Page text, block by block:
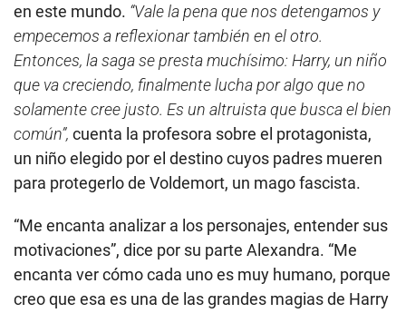
en este mundo. “Vale la pena que nos detengamos y
empecemos a reflexionar también en el otro.
Entonces, la saga se presta muchísimo: Harry, un niño
que va creciendo, finalmente lucha por algo que no
solamente cree justo. Es un altruista que busca el bien
común”, cuenta la profesora sobre el protagonista,
un niño elegido por el destino cuyos padres mueren
para protegerlo de Voldemort, un mago fascista.
“Me encanta analizar a los personajes, entender sus
motivaciones”, dice por su parte Alexandra. “Me
encanta ver cómo cada uno es muy humano, porque
creo que esa es una de las grandes magias de Harry